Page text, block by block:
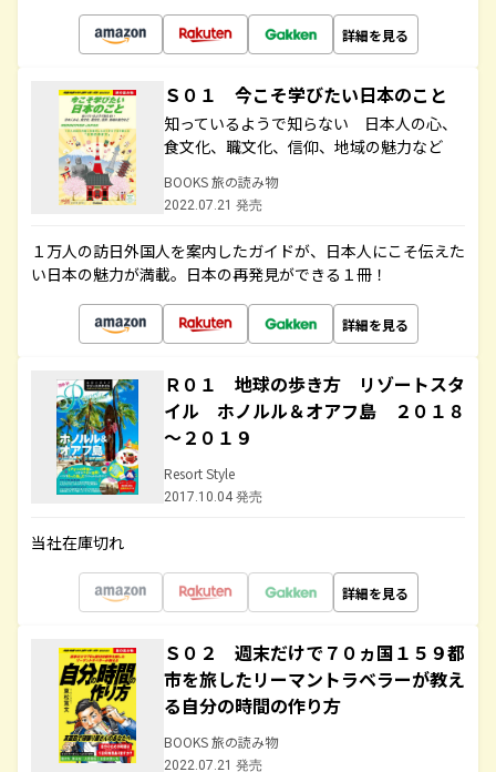
詳細を見る
Ｓ０１ 今こそ学びたい日本のこと
知っているようで知らない 日本人の心、
食文化、職文化、信仰、地域の魅力など
BOOKS 旅の読み物
2022.07.21 発売
１万人の訪日外国人を案内したガイドが、日本人にこそ伝えた
い日本の魅力が満載。日本の再発見ができる１冊！
詳細を見る
Ｒ０１ 地球の歩き方 リゾートスタ
イル ホノルル＆オアフ島 ２０１８
～２０１９
Resort Style
2017.10.04 発売
当社在庫切れ
詳細を見る
Ｓ０２ 週末だけで７０ヵ国１５９都
市を旅したリーマントラベラーが教え
る自分の時間の作り方
BOOKS 旅の読み物
2022.07.21 発売